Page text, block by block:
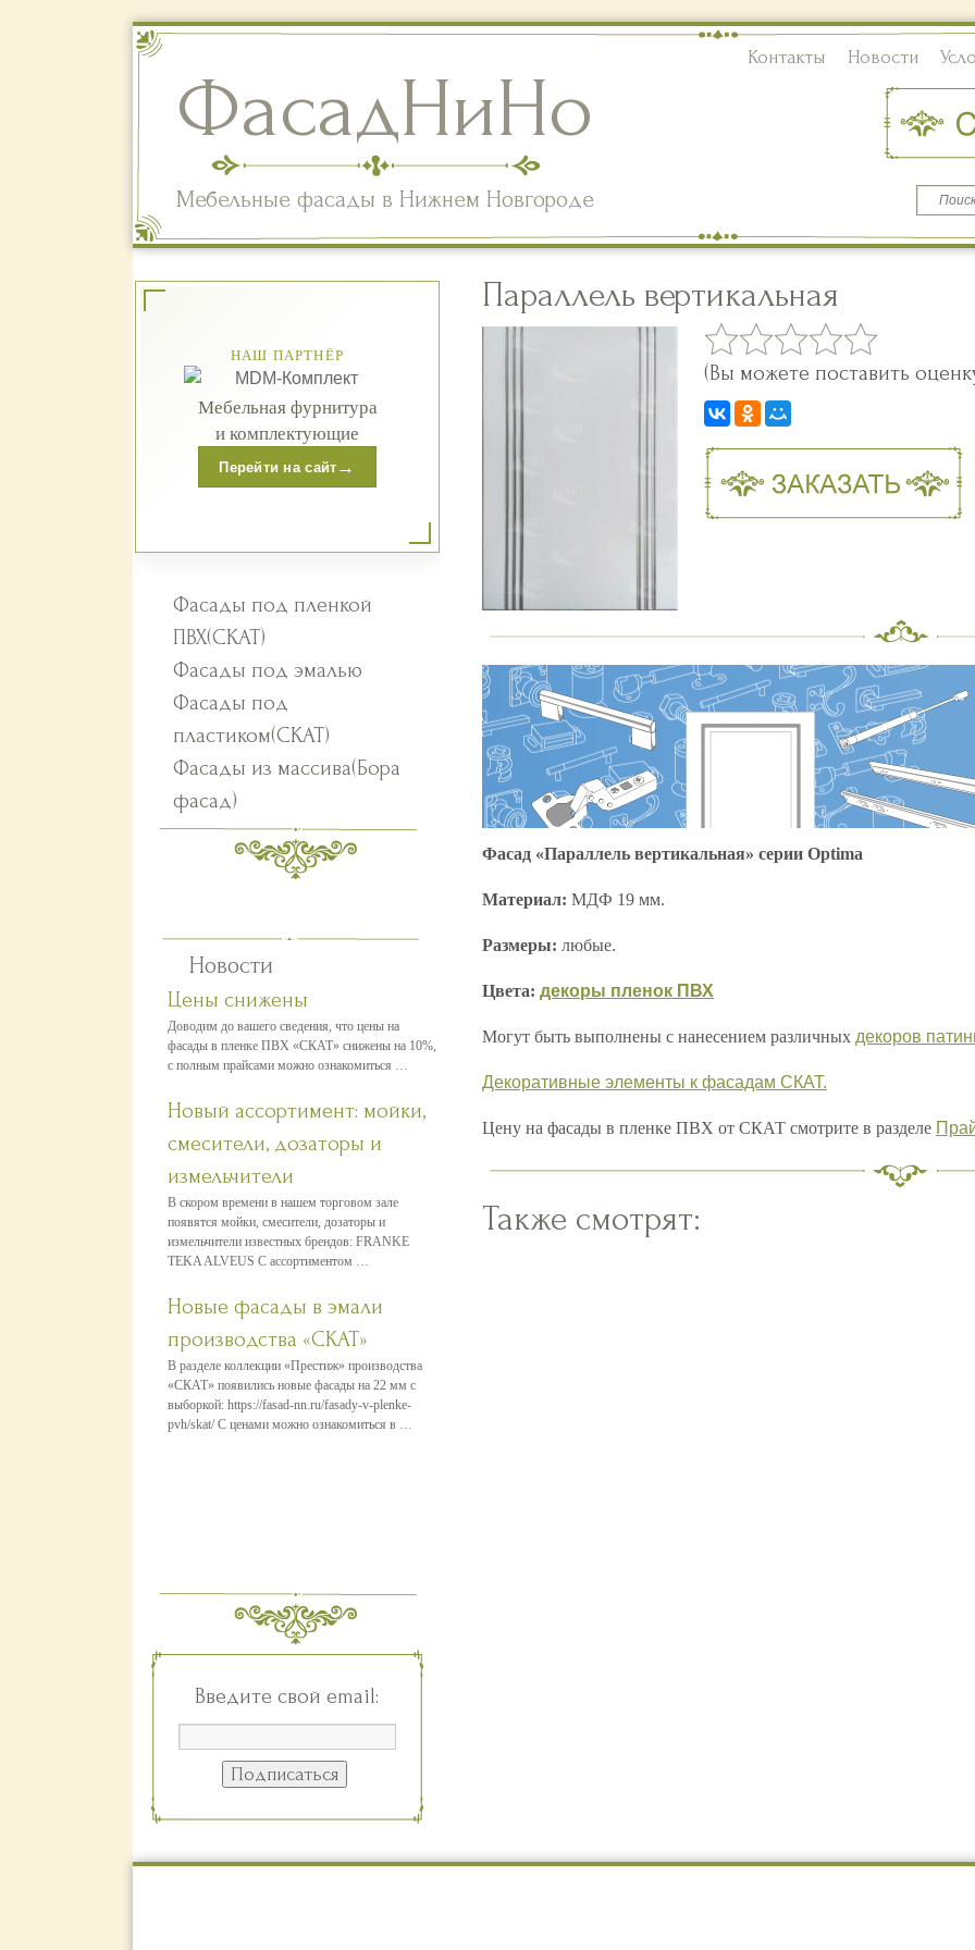
ФасадНиНо
Мебельные фасады в Нижнем Новгороде
Контакты Новости
Параллель вертикальная
(Вы можете поставить
Фасад «Параллель вертикальная» серии Optima
Материал: МДФ 19 мм.
Размеры: любые.
Цвета: декоры пленок ПВХ
Могут быть выполнены с нанесением различных декоров
Декоративные элементы к фасадам СКАТ.
Цену на фасады в пленке ПВХ от СКАТ смотрите в разделе
Также смотрят:
НАШ ПАРТНЁР
Мебельная фурнитура
и комплектующие
Перейти на сайт →
Фасады под пленкой
ПВХ(СКАТ)
Фасады под эмалью
Фасады под
пластиком(СКАТ)
Фасады из массива(Бора
фасад)
Новости
Цены снижены
Доводим до вашего сведения, что цены на
фасады в пленке ПВХ «СКАТ» снижены на 10%,
с полным прайсами можно ознакомиться …
Новый ассортимент: мойки,
смесители, дозаторы и
измельчители
В скором времени в нашем торговом зале
появятся мойки, смесители, дозаторы и
измельчители известных брендов: FRANKE
TEKA ALVEUS С ассортиментом …
Новые фасады в эмали
производства «СКАТ»
В разделе коллекции «Престиж» производства
«СКАТ» появились новые фасады на 22 мм с
выборкой: https://fasad-nn.ru/fasady-v-plenke-
pvh/skat/ С ценами можно ознакомиться в …
Введите свой email: